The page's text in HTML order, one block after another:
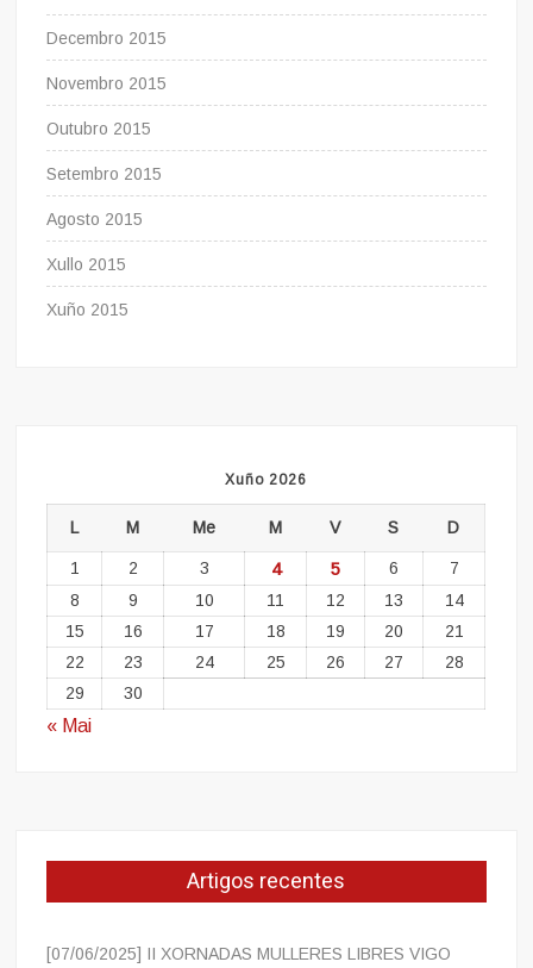
Decembro 2015
Novembro 2015
Outubro 2015
Setembro 2015
Agosto 2015
Xullo 2015
Xuño 2015
Xuño 2026
L M Me M V S D
1 2 3 4 5 6
7
8
9 10 11 12 13
14
15
16 17 18 19 20
21
22
23 24 25 26 27
28
29
30
« Mai
Artigos recentes
[07/06/2025] II XORNADAS MULLERES LIBRES VIGO